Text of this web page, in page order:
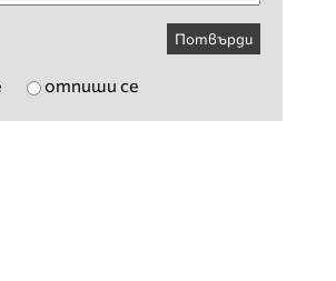
Потвърди
отпиши се